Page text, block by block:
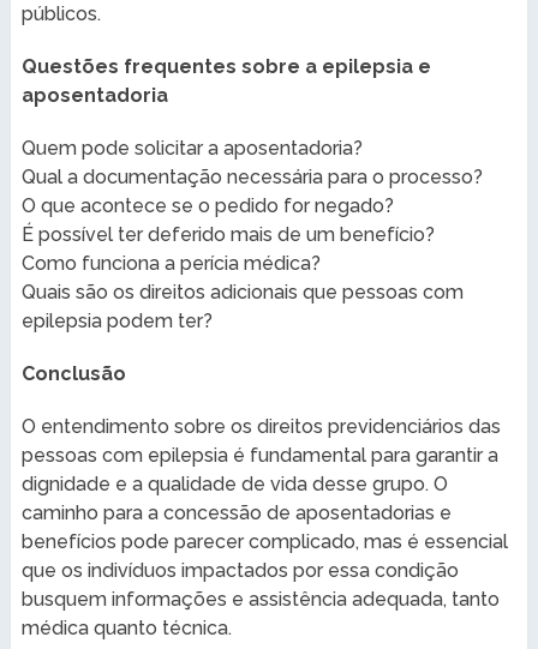
públicos.
Questões frequentes sobre a epilepsia e
aposentadoria
Quem pode solicitar a aposentadoria?
Qual a documentação necessária para o processo?
O que acontece se o pedido for negado?
É possível ter deferido mais de um benefício?
Como funciona a perícia médica?
Quais são os direitos adicionais que pessoas com
epilepsia podem ter?
Conclusão
O entendimento sobre os direitos previdenciários das
pessoas com epilepsia é fundamental para garantir a
dignidade e a qualidade de vida desse grupo. O
caminho para a concessão de aposentadorias e
benefícios pode parecer complicado, mas é essencial
que os indivíduos impactados por essa condição
busquem informações e assistência adequada, tanto
médica quanto técnica.